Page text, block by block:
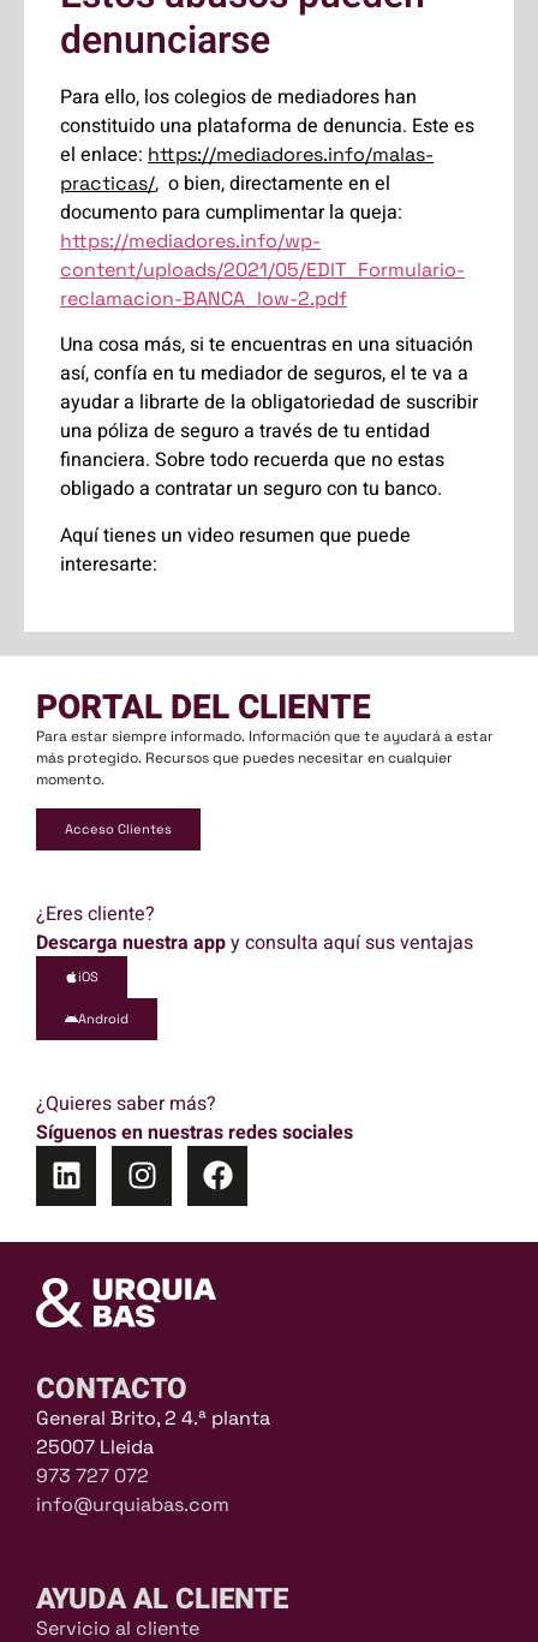
denunciarse
Para ello, los colegios de mediadores han
constituido una plataforma de denuncia. Este es
el enlace: https://mediadores.info/malas-
practicas/, o bien, directamente en el
documento para cumplimentar la queja:
https://mediadores.info/wp-
content/uploads/2021/05/EDIT_Formulario-
reclamacion-BANCA_low-2.pdf
Una cosa más, si te encuentras en una situación
así, confía en tu mediador de seguros, el te va a
ayudar a librarte de la obligatoriedad de suscribir
una póliza de seguro a través de tu entidad
financiera. Sobre todo recuerda que no estas
obligado a contratar un seguro con tu banco.
Aquí tienes un video resumen que puede
interesarte:
PORTAL DEL CLIENTE
Para estar siempre informado. Información que te ayudará a estar
más protegido. Recursos que puedes necesitar en cualquier
momento.
Acceso Clientes
¿Eres cliente?
Descarga nuestra appy consulta aquí sus ventajas
iOS
Android
¿Quieres saber más?
Síguenos en nuestras redes sociales
CONTACTO
General Brito, 2 4.ª planta
25007 Lleida
973 727 072
info@urquiabas.com
AYUDA AL CLIENTE
Servicio al cliente